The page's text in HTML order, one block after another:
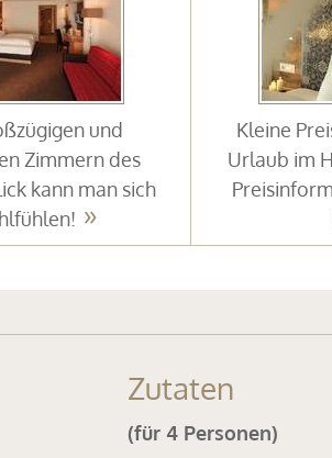
und
Zimmern des
kann man sich
Kleine
Urlaub im
Zutaten
(für 4 Personen)